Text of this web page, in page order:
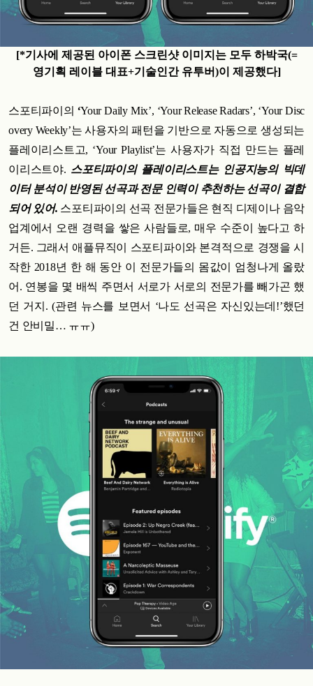
[*기사에 제공된 아이폰 스크린샷 이미지는 모두 하박국(=
영기획 레이블 대표+기술인간 유투버)이 제공했다]
스포티파이의 ‘Your Daily Mix’, ‘Your Release Radars’, ‘Your Disc
overy Weekly’는 사용자의 패턴을 기반으로 자동으로 생성되는
플레이리스트고, ‘Your Playlist’는 사용자가 직접 만드는 플레
이리스트야. 스포티파이의 플레이리스트는 인공지능의 빅데
이터 분석이 반영된 선곡과 전문 인력이 추천하는 선곡이 결합
되어 있어. 스포티파이의 선곡 전문가들은 현직 디제이나 음악
업계에서 오랜 경력을 쌓은 사람들로, 매우 수준이 높다고 하
거든. 그래서 애플뮤직이 스포티파이와 본격적으로 경쟁을 시
작한 2018년 한 해 동안 이 전문가들의 몸값이 엄청나게 올랐
어. 연봉을 몇 배씩 주면서 서로가 서로의 전문가를 빼가곤 했
던 거지. (관련 뉴스를 보면서 ‘나도 선곡은 자신있는데!’했던
건 안비밀… ㅠㅠ)